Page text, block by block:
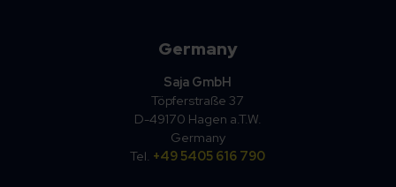
Germany
Saja GmbH
Töpferstraße 37
D-49170 Hagen a.T.W.
Germany
Tel. +49 5405 616 790